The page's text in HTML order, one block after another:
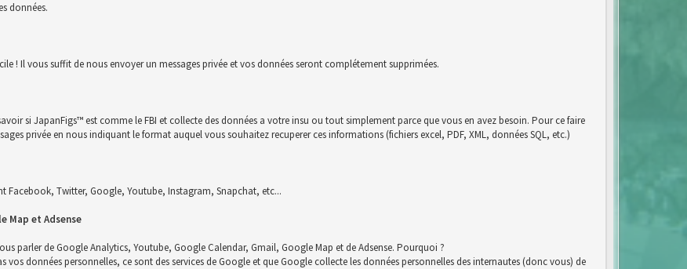
données.
! Il vous suffit de nous envoyer un messages privée et vos données seront complétement supprimées.
si JapanFigs™ est comme le FBI et collecte des données a votre insu ou tout simplement parce que vous en avez besoin. Pour ce faire
privée en nous indiquant le format auquel vous souhaitez recuperer ces informations (fichiers excel, PDF, XML, données SQL, etc.)
Facebook, Twitter, Google, Youtube, Instagram, Snapchat, etc...
Map et Adsense
parler de Google Analytics, Youtube, Google Calendar, Gmail, Google Map et de Adsense. Pourquoi ?
données personnelles, ce sont des services de Google et que Google collecte les données personnelles des internautes (donc vous) de